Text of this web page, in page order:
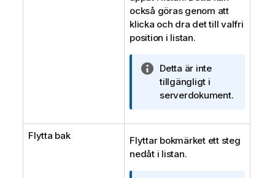
också göras genom att
klicka och dra det till valfri
position i listan.
A
n
t
c
k
n
Detta är inte
tillgängligt i
serverdokument.
Flytta bak
Flyttar bokmärket ett steg
nedåt i listan.